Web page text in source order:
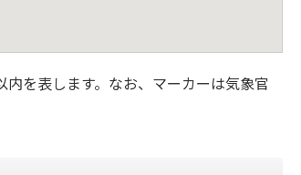
を表します。なお、マーカーは気象官